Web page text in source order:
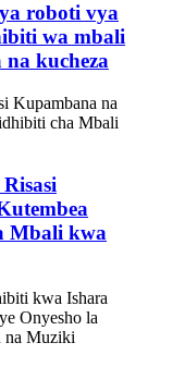
roboti vya
wa mbali
kucheza
Mbali kwa